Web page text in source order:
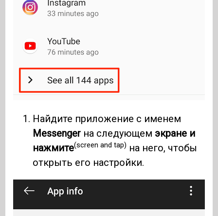
Найдите приложение с именем
Messenger на следующем экране и
нажмите(screen and tap) на него, чтобы
открыть его настройки.